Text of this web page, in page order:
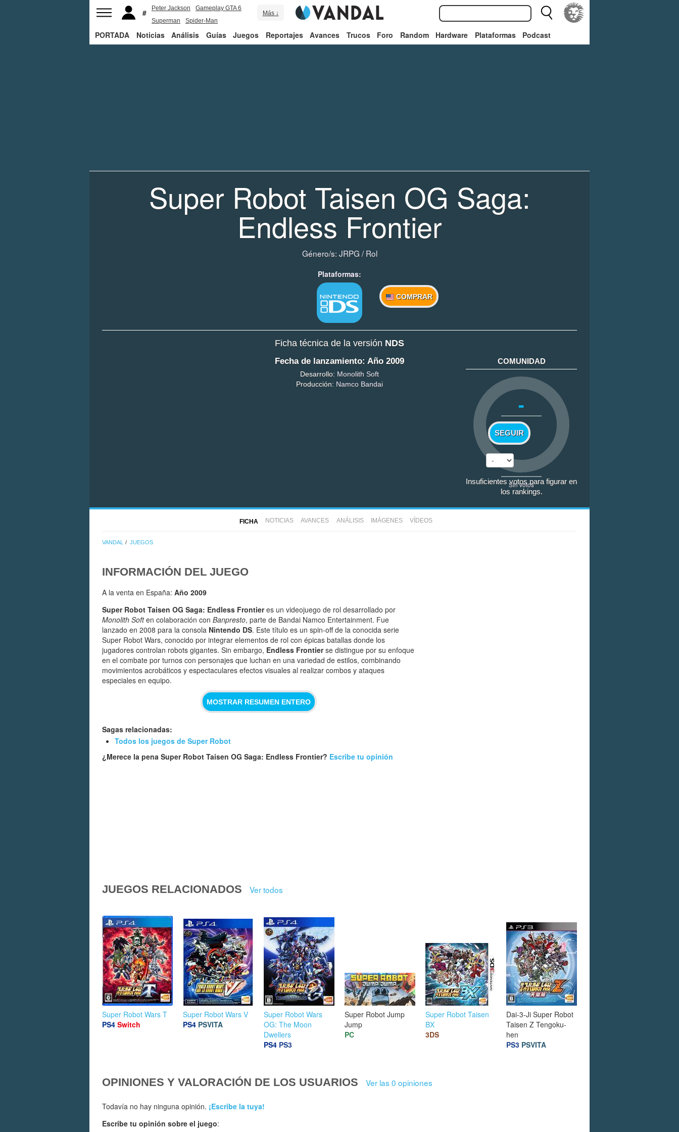
Peter Jackson
Gameplay GTA 6
Superman
Spider-Man
Más ↓
PORTADA Noticias Análisis Guías Juegos Reportajes Avances Trucos Foro Random Hardware Plataformas Podcast
Super Robot Taisen OG Saga:
Endless Frontier
Género/s: JRPG /Rol
Plataformas:
COMPRAR
Ficha técnica de la versión NDS
Fecha de lanzamiento: Año 2009
Desarrollo: Monolith Soft
Producción: Namco Bandai
COMUNIDAD
-
SEGUIR
Sin votos
Insuficientes votos para figurar en
los rankings.
FICHA NOTICIAS AVANCES ANÁLISIS IMÁGENES VÍDEOS
VANDAL JUEGOS
INFORMACIÓN DEL JUEGO
A la venta en España: Año 2009
Super Robot Taisen OG Saga: Endless Frontieres un videojuego de rol desarrollado por
Monolith Soften colaboración con Banpresto, parte de Bandai Namco Entertainment. Fue
lanzado en 2008 para la consola Nintendo DS. Este título es un spin-off de la conocida serie
Super Robot Wars, conocido por integrar elementos de rol con épicas batallas donde los
jugadores controlan robots gigantes. Sin embargo, Endless Frontierse distingue por su enfoque
en el combate por turnos con personajes que luchan en una variedad de estilos, combinando
movimientos acrobáticos y espectaculares efectos visuales al realizar combos y ataques
especiales en equipo.
MOSTRAR RESUMEN ENTERO
Sagas relacionadas:
Todos los juegos de Super Robot
¿Merece la pena Super Robot Taisen OG Saga: Endless Frontier? Escribe tu opinión
JUEGOS RELACIONADOS Ver todos
Super Robot Wars T
PS4 Switch
Super Robot Wars V
PS4 PSVITA
Super Robot Wars
OG: The Moon
Dwellers
PS4 PS3
Super Robot Jump
Jump
PC
Super Robot Taisen
BX
3DS
Dai-3-Ji Super Robot
Taisen Z Tengoku-
hen
PS3 PSVITA
OPINIONES Y VALORACIÓN DE LOS USUARIOS Ver las 0 opiniones
Todavía no hay ninguna opinión. ¡Escribe la tuya!
Escribe tu opinión sobre el juego: